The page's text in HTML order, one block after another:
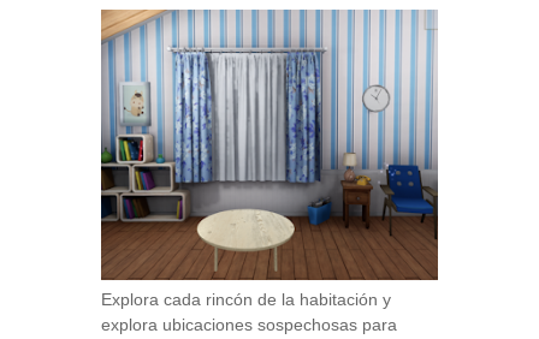
Explora cada rincón de la habitación y
explora ubicaciones sospechosas para